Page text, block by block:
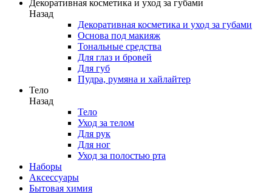
Декоративная косметика и уход за губами
Назад
Декоративная косметика и уход за губами
Основа под макияж
Тональные средства
Для глаз и бровей
Для губ
Пудра, румяна и хайлайтер
Тело
Назад
Тело
Уход за телом
Для рук
Для ног
Уход за полостью рта
Наборы
Аксессуары
Бытовая химия